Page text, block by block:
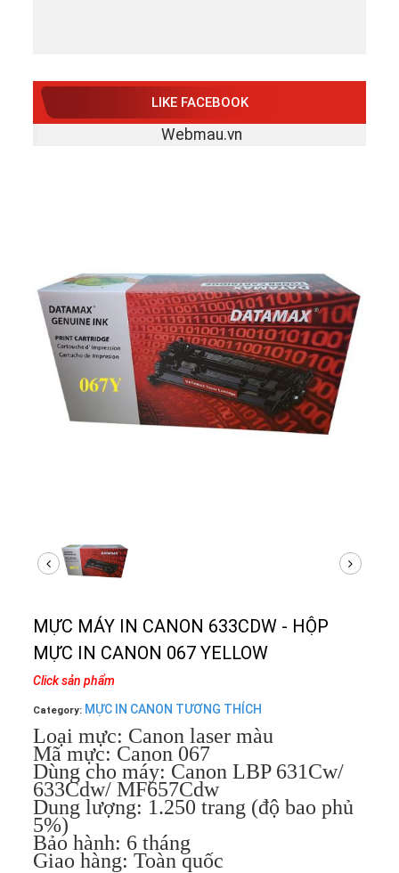
LIKE FACEBOOK
Webmau.vn
MỰC MÁY IN CANON 633CDW - HỘP
MỰC IN CANON 067 YELLOW
Click sản phẩm
Category: MỰC IN CANON TƯƠNG THÍCH
Loại mực: Canon laser màu
Mã mực: Canon 067
Dùng cho máy: Canon LBP 631Cw/
633Cdw/ MF657Cdw
Dung lượng: 1.250 trang (độ bao phủ
5%)
Bảo hành: 6 tháng
Giao hàng: Toàn quốc